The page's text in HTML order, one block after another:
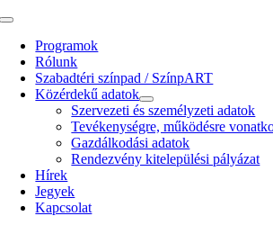
Kihagyás
Toggle
NavigationProgramok
Rólunk
Szabadtéri színpad / SzínpART
Közérdekű adatok
Szervezeti és személyzeti adatok
Tevékenységre, működésre
Gazdálkodási adatok
Rendezvény kitelepülési pályázat
Hírek
Jegyek
Kapcsolat